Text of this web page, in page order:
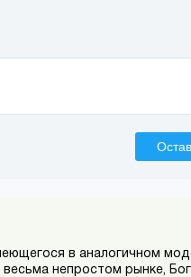
в аналогичном
непростом рынке, Бог